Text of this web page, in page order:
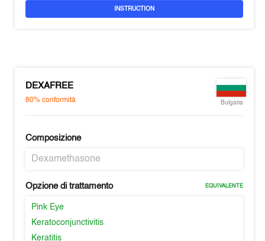
INSTRUCTION
DEXAFREE
80%conformità Bulgaria
Composizione
Dexamethasone
Opzione di trattamento EQUIVALENTE
Pink Eye
Keratoconjunctivitis
Keratitis